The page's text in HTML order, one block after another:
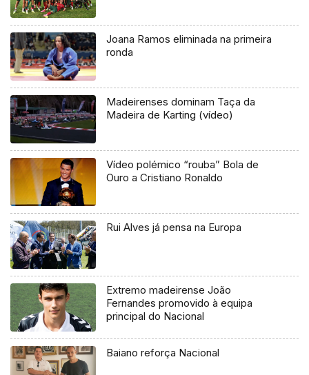
Joana Ramos eliminada na primeira
ronda
Madeirenses dominam Taça da
Madeira de Karting (vídeo)
Vídeo polémico “rouba” Bola de
Ouro a Cristiano Ronaldo
Rui Alves já pensa na Europa
Extremo madeirense João
Fernandes promovido à equipa
principal do Nacional
Baiano reforça Nacional